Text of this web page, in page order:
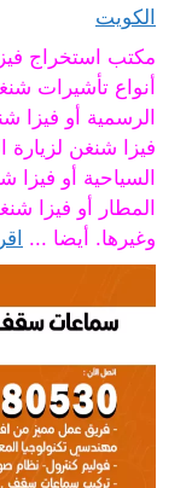
الكويت
مكتب استخراج
أنواع تأشيرات
الرسمية أو فيزا
فيزا شنغن لزيارة
السياحية أو فيزا
المطار أو فيزا
وغيرها. أيضا ...